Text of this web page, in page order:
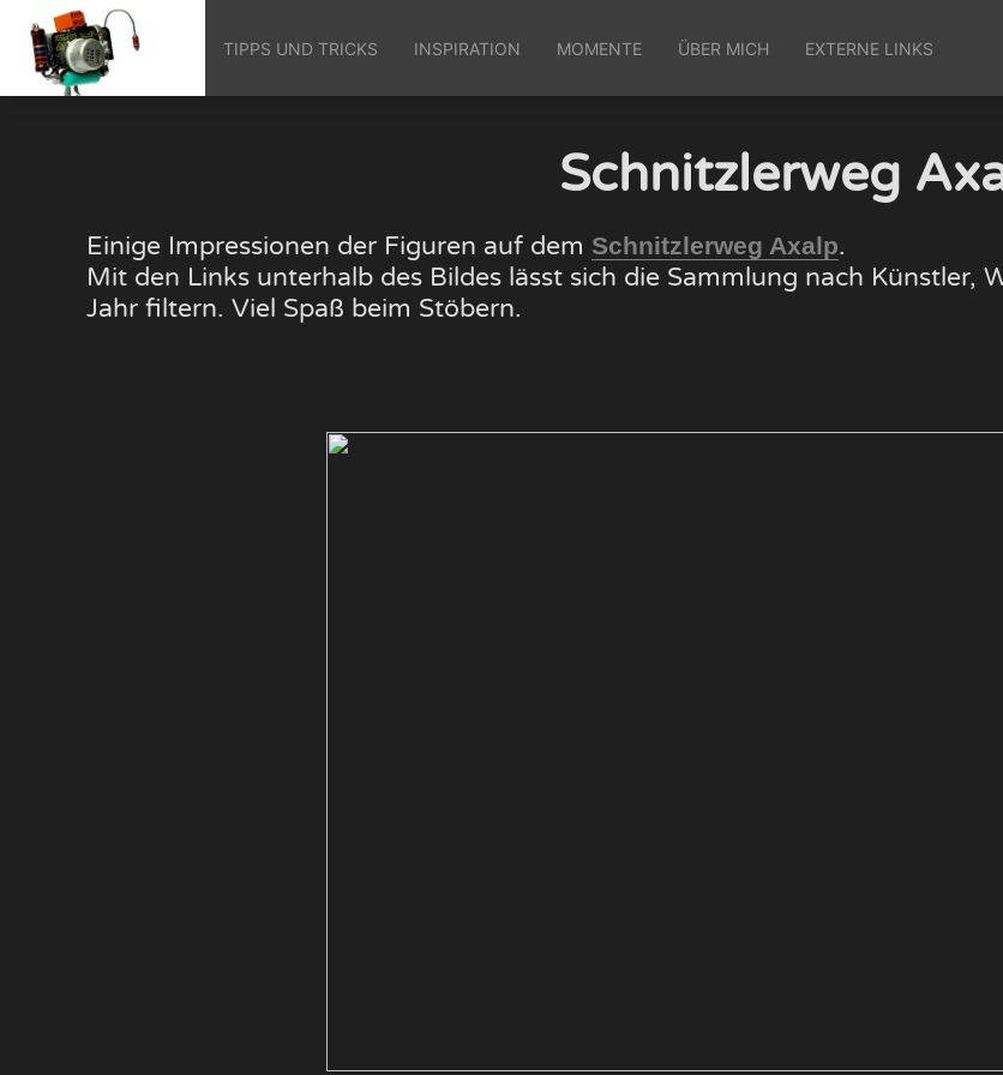
TIPPS UND TRICKS INSPIRATION MOMENTE ÜBER MICH EXTERNE LINKS
Schnitzlerweg
Einige Impressionen der Figuren auf dem Schnitzlerweg Axalp.
Mit den Links unterhalb des Bildes lässt sich die Sammlung nach Künstler,
Jahr filtern. Viel Spaß beim Stöbern.